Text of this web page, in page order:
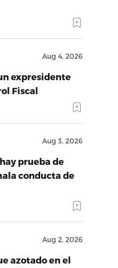
Aug 4, 2026
expresidente
Fiscal
Aug 3, 2026
prueba de
conducta de
Aug 2, 2026
azotado en el